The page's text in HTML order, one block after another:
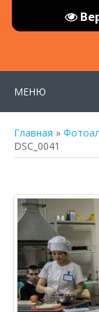
МЕНЮ
Главная »
DSC_0041